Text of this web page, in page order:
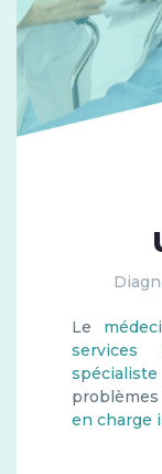
Le
services
spécialiste
en charge